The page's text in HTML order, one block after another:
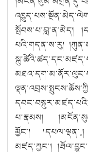
སྤོབས་པ་བླ་ན་མེད།
པའི་གདན་ས་རུ།
པ་རྣམས།
མྱོང༌།
མཛད་ཀྱང༌།